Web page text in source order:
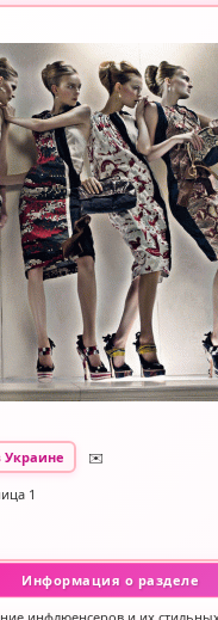
✉️
1
Информация о разделе